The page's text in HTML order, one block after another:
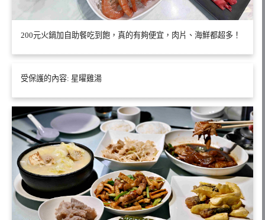
200元火鍋加自助餐吃到飽，真的有夠便宜，肉片、海鮮都超多！
受保護的內容: 星曜雞湯